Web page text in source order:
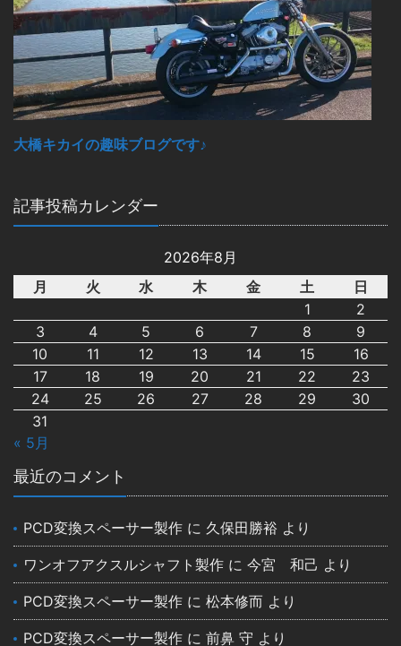
大橋キカイの趣味ブログです♪
記事投稿カレンダー
2026年8月
月
火 水 木 金 土
日
1
2
3
4 5 6 7 8
9
10
11 12 13 14 15
16
17
18 19 20 21 22
23
24
25 26 27 28 29
30
31
« 5月
最近のコメント
PCD変換スペーサー製作 に 久保田勝裕 より
ワンオフアクスルシャフト製作 に今宮 和己 より
PCD変換スペーサー製作 に松本修而 より
PCD変換スペーサー製作 に前鼻 守 より